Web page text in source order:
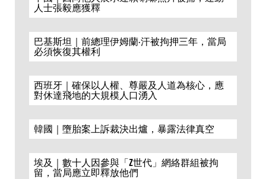
人士張毅應獲釋
巴基斯坦｜前總理伊姆蘭·汗被拘押三年，當局
必須恢復其權利
西班牙｜確保以人權、尊嚴及人道為核心，應
對休達飛地的大規模人口湧入
韓國｜墮胎案上訴裁決出爐，暴露法律真空
埃及｜數十人因參與「Z世代」網絡群組被拘
留，當局應立即釋放他們